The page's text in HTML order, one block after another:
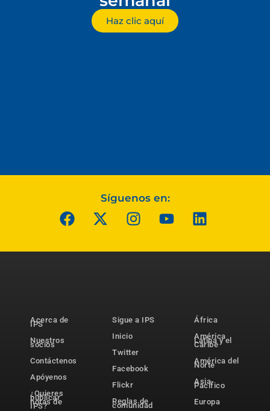
Haz clic aquí
Síguenos en:
Acerca de
IPS
Nuestros
socios
Contáctenos
Apóyenos
¿Quieres
publicar
notas de
IPS?
Sigue a IPS
Inicio
Twitter
Facebook
Flickr
Reglas de
comunidad
África
América
Latina y el
Caribe
América del
Norte
Asia-
Pacífico
Europa